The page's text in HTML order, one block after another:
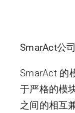
SmarAct公
SmarAct 的
于严格的模
之间的相互